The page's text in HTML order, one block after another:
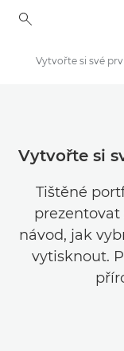
Vytvořte si
Tištěné
prezentovat
návod, jak
vytisknout.